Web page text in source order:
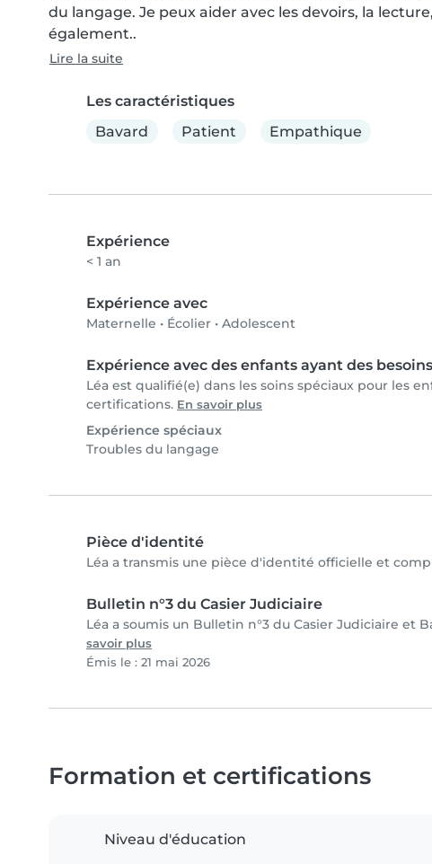
du langage. Je peux aider avec les devoirs, la
également..
Lire la suite
Les caractéristiques
Bavard
Patient Empathique
Expérience
< 1 an
Expérience avec
Maternelle • Écolier • Adolescent
Expérience avec des enfants ayant des
Léa est qualifié(e) dans les soins spéciaux pour les
certifications. En savoir plus
Expérience spéciaux
Troubles du langage
Pièce d'identité
Léa a transmis une pièce d'identité officielle et
Bulletin n°3 du Casier Judiciaire
Léa a soumis un Bulletin n°3 du Casier Judiciaire et
savoir plus
Émis le : 21 mai 2026
Formation et certifications
Niveau d'éducation